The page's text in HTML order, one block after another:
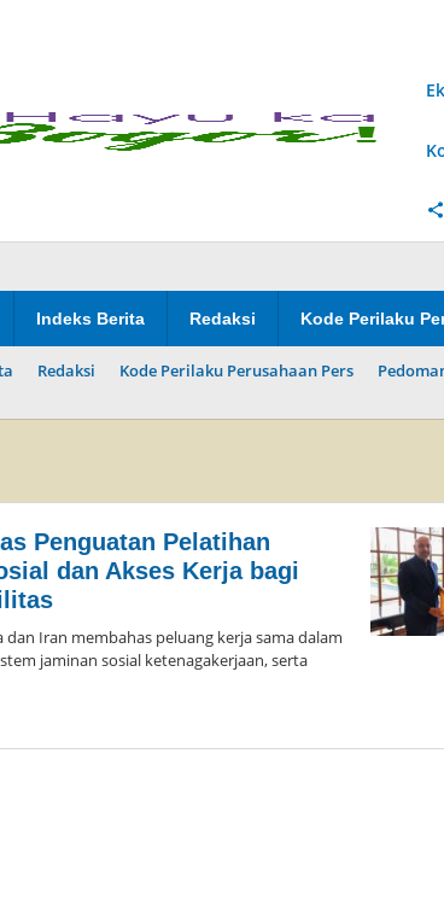
Indeks Berita Redaksi Kode Perilaku
Redaksi Kode Perilaku Perusahaan Pers
Penguatan Pelatihan
dan Akses Kerja bagi
Iran membahas peluang kerja sama dalam
jaminan sosial ketenagakerjaan, serta